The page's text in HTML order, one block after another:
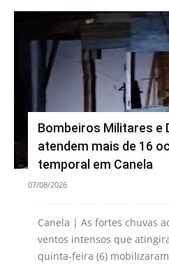
Bombeiros Militares e
atendem mais de 16
temporal em Canela
07/08/2026
Canela | As fortes chuvas
ventos intensos que
quinta-feira (6)